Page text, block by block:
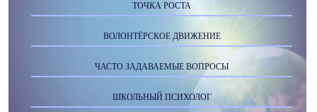
ТОЧКА РОСТА
ВОЛОНТЁРСКОЕ ДВИЖЕНИЕ
ЧАСТО ЗАДАВАЕМЫЕ ВОПРОСЫ
ШКОЛЬНЫЙ ПСИХОЛОГ